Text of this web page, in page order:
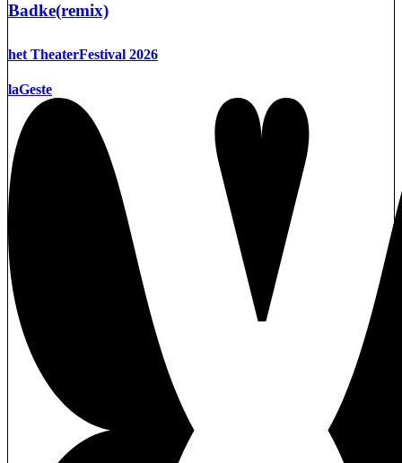
Badke(remix)
het TheaterFestival 2026
laGeste